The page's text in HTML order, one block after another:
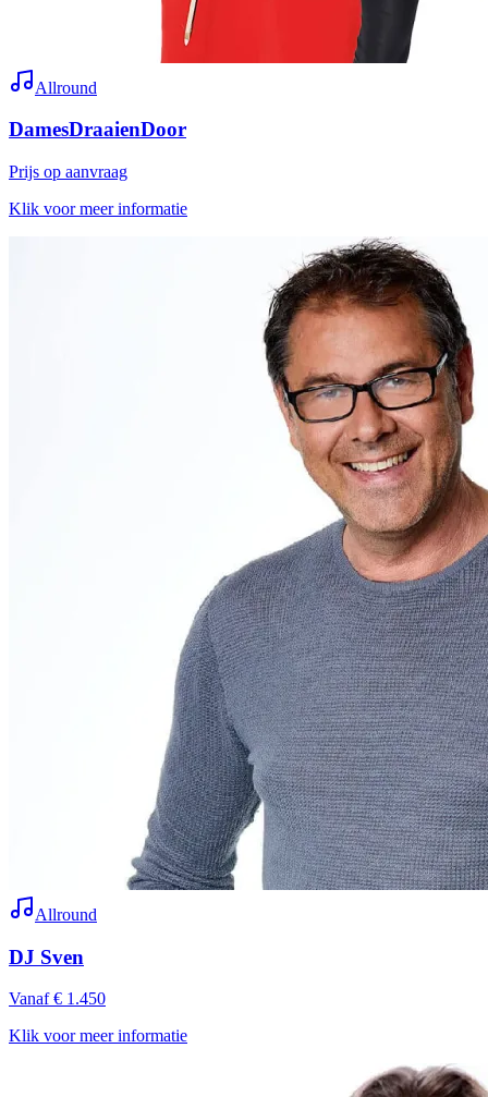
Allround
DamesDraaienDoor
Prijs op aanvraag
Klik voor meer informatie
Allround
DJ Sven
Vanaf € 1.450
Klik voor meer informatie